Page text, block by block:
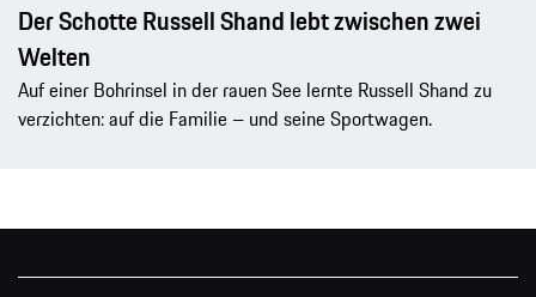
Der Schotte Russell Shand lebt zwischen zwei
Welten
Auf einer Bohrinsel in der rauen See lernte Russell Shand zu
verzichten: auf die Familie – und seine Sportwagen.